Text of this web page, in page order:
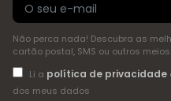
Não perca nada! Descubra as
cartão postal, SMS ou outros
Li a política de privacidade
dos meus dados